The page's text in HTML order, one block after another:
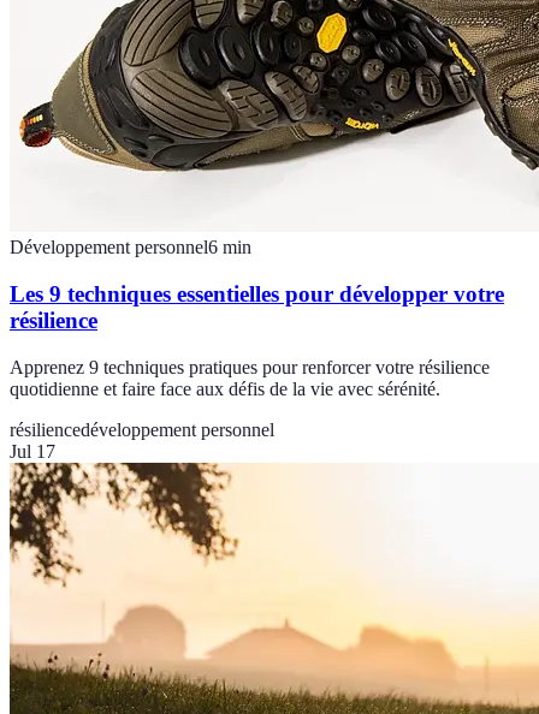
Développement personnel6 min
Les 9 techniques essentielles pour développer votre
résilience
Apprenez 9 techniques pratiques pour renforcer votre résilience
quotidienne et faire face aux défis de la vie avec sérénité.
résiliencedéveloppement personnel
Jul 17